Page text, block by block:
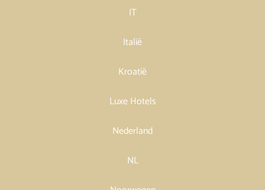
IT
Italië
Kroatië
Luxe Hotels
Nederland
NL